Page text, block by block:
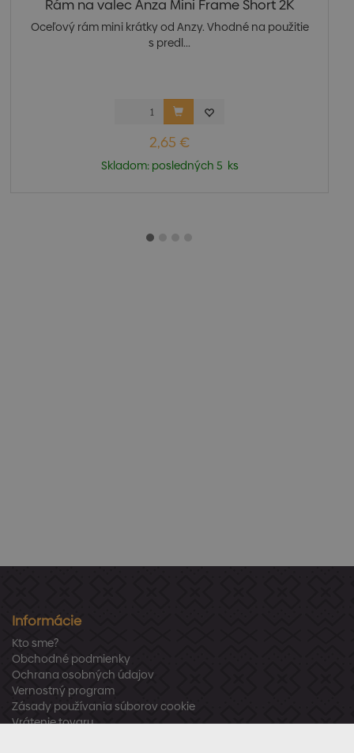
Rám na valec Anza Mini Frame Short 2K
Oceľový rám mini krátky od Anzy. Vhodné na použitie
s predl...
2,65 €
Skladom: posledných 5 ks
Informácie
Kto sme?
Obchodné podmienky
Ochrana osobných údajov
Vernostný program
Zásady používania súborov cookie
Vrátenie tovaru